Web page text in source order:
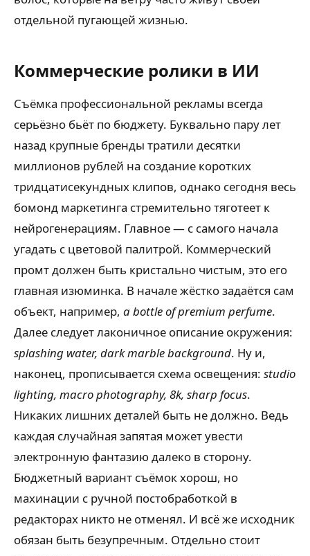
отдельной пугающей жизнью.
Коммерческие ролики в ИИ
Съёмка профессиональной рекламы всегда
серьёзно бьёт по бюджету. Буквально пару лет
назад крупные бренды тратили десятки
миллионов рублей на создание коротких
тридцатисекундных клипов, однако сегодня весь
бомонд маркетинга стремительно тяготеет к
нейрогенерациям. Главное — с самого начала
угадать с цветовой палитрой. Коммерческий
промт должен быть кристально чистым, это его
главная изюминка. В начале жёстко задаётся сам
объект, например, a bottle of premium perfume.
Далее следует лаконичное описание окружения:
splashing water, dark marble background. Ну и,
наконец, прописывается схема освещения: studio
lighting, macro photography, 8k, sharp focus.
Никаких лишних деталей быть не должно. Ведь
каждая случайная запятая может увести
электронную фантазию далеко в сторону.
Бюджетный вариант съёмок хорош, но
махинации с ручной постобработкой в
редакторах никто не отменял. И всё же исходник
обязан быть безупречным. Отдельно стоит